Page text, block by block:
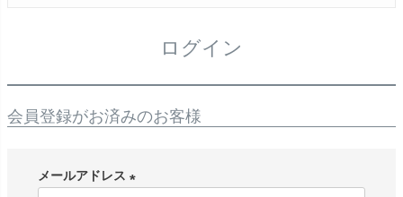
ログイン
会員登録がお済みのお客様
メールアドレス